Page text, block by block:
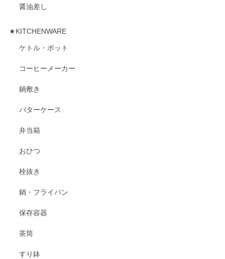
醤油差し
★KITCHENWARE
ケトル・ポット
コーヒーメーカー
鍋敷き
バターケース
弁当箱
おひつ
栓抜き
鍋・フライパン
保存容器
茶筒
すり鉢